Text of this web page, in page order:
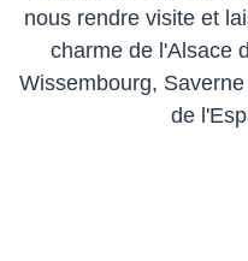
nous rendre visite et
charme de l'Alsace
Wissembourg,
de